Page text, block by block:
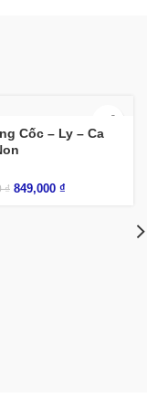
Cốc – Ly – Ca
₫ 849,000 ₫